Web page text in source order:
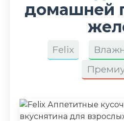
домашней
Felix